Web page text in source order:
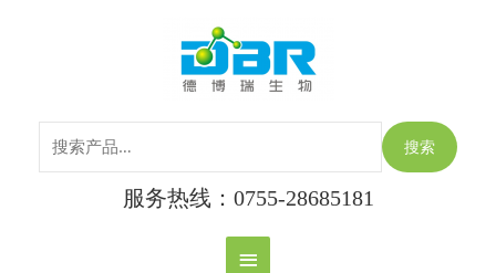
主
菜
单
搜索
服务热线：0755-28685181